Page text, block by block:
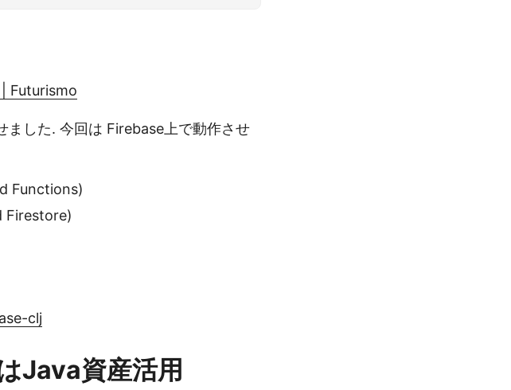
Futurismo
した. 今回は Firebase上で動作させ
Functions)
Firestore)
clj
Java資産活用